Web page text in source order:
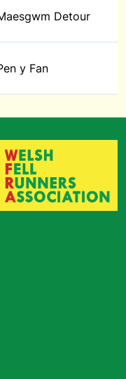
Detour
y Fan